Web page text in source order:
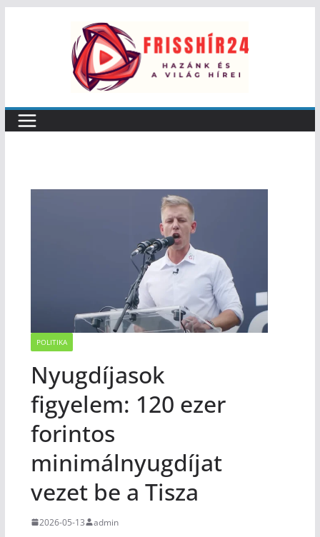
POLITIKA
Nyugdíjasok
figyelem: 120 ezer
forintos
minimálnyugdíjat
vezet be a Tisza
2026-05-13 admin